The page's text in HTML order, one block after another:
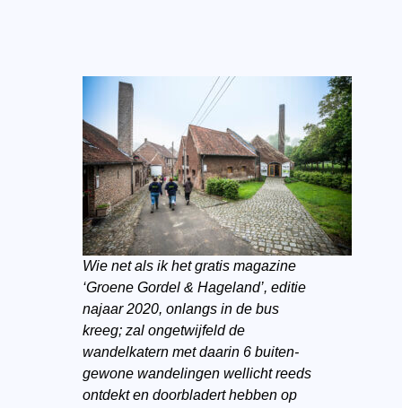
Wie net als ik het gratis magazine
‘Groene Gordel & Hageland’, editie
najaar 2020, onlangs in de bus
kreeg; zal ongetwijfeld de
wandelkatern met daarin 6 buiten-
gewone wandelingen wellicht reeds
ontdekt en doorbladert hebben op